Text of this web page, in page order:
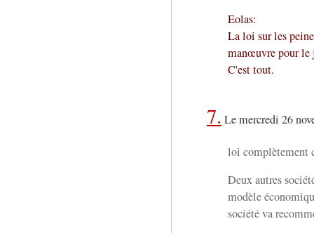
Eolas:
La loi sur les
manœuvre pour le
C'est tout.
7. Le mercredi 26
loi complètement
Deux autres
modèle
société va